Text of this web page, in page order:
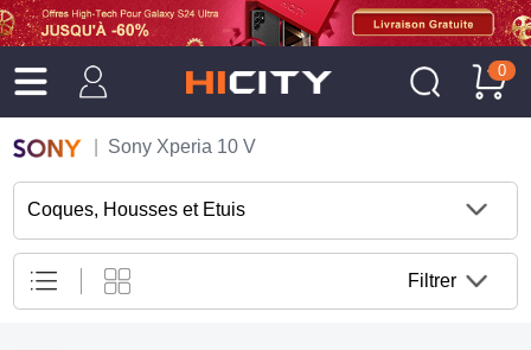
0
Sony Xperia 10 V
Coques, Housses et Etuis
Filtrer